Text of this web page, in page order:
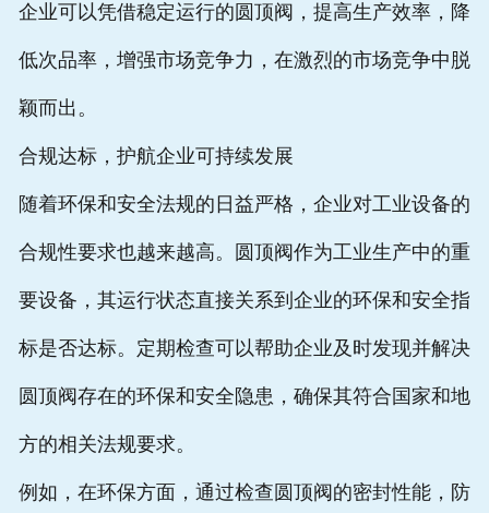
企业可以凭借稳定运行的圆顶阀，提高生产效率，降
低次品率，增强市场竞争力，在激烈的市场竞争中脱
颖而出。
合规达标，护航企业可持续发展
随着环保和安全法规的日益严格，企业对工业设备的
合规性要求也越来越高。圆顶阀作为工业生产中的重
要设备，其运行状态直接关系到企业的环保和安全指
标是否达标。定期检查可以帮助企业及时发现并解决
圆顶阀存在的环保和安全隐患，确保其符合国家和地
方的相关法规要求。
例如，在环保方面，通过检查圆顶阀的密封性能，防